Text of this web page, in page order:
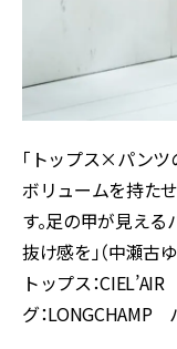
「トップス×パンツ
ボリュームを持た
す。足の甲が見え
抜け感を」（中瀬
トップス：
グ：LONGCHAMP